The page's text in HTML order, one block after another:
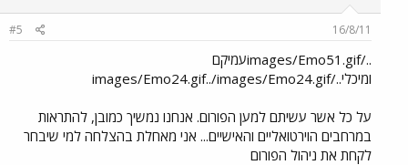
16/8/11
#5
../images/Emo51.gifעמיקם
ומיכלי../images/Emo24.gif../images/Emo24.gif
על כל אשר עשיתם למען הפורום. אנחנו נמשיך כמובן, להתראות
במרחבים הוירטואליים והאישיים... אני מאחלת בהצלחה למי שיבחר
לקחת את ניהול הפורום